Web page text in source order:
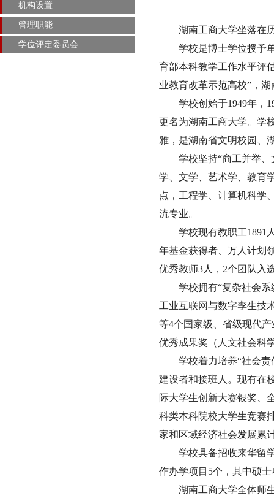
机构设置
管理职能
学位评定委员会
湖南工商大学坐落在
学校是博士学位授予
育部本科教学工作水平评
业教育改革示范高校”，
学校创始于1949年，
更名为湖南工商大学。学
雅，是湖南省文明校园、
学校坚持“商工并举
学、文学、艺术学、教育
点，工程学、计算机科学
流专业。
学校现有教职工1891
年基金获得者、万人计划
优秀教师3人，2个团队入
学校拥有“复杂社会
工业互联网与数字孪生技
等4个国家级、省级现代
优秀成果奖（人文社会科
学校着力培养“社会
建设者和接班人。现有在
际大学生创新大赛银奖、
科类本科院校大学生竞赛
家和区域经济社会发展累
学校具备招收来华留
作办学项目5个，其中硕
湖南工商大学全体师